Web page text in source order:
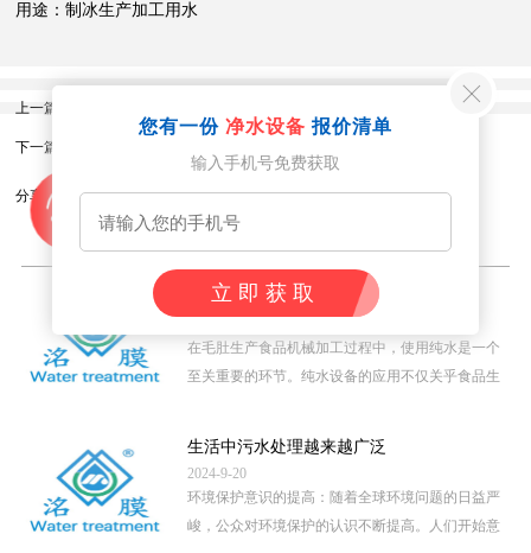
用途：制冰生产加工用水
上一篇：
下一篇：
分享到：
毛肚生产食品机械加工用纯水
在毛肚生产食品机械加工过程中，使用纯水是一个
至关重要的环节。纯水设备的应用不仅关乎食品生
生活中污水处理越来越广泛
2024-9-20
环境保护意识的提高：随着全球环境问题的日益严
峻，公众对环境保护的认识不断提高。人们开始意
您有一份 净水设备 报价清单
输入手机号免费获取
立即获取